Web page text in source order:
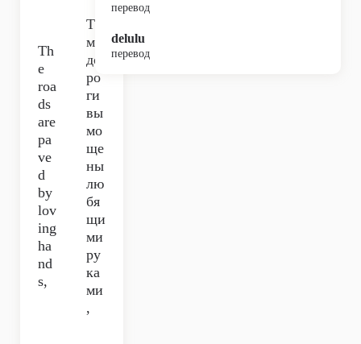
Th
e
roa
ds
are
pa
ve
d
by
lov
ing
ha
nd
s,
Та
м
до
ро
ги
вы
мо
ще
ны
лю
бя
щи
ми
ру
ка
ми
,
перевод
delulu
перевод